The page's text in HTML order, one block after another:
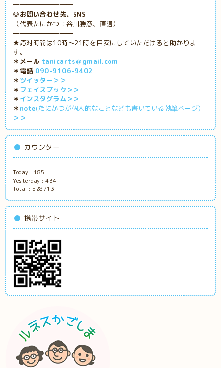
━━━━━━━━━
◎お問い合わせ先、SNS
（代表たにかつ：谷川勝彦、直通）
━━━━━━━━━
★応対時間は10時～21時を目安にしていただけると助かりま
す。
＊メール tanicarts＠gmail.com
＊電話 090-9106-9402
＊ ツイッター＞＞
＊ フェイスブック＞＞
＊ インスタグラム＞＞
＊ note(たにかつが個人的なことなども書いている執筆ページ）
＞＞
カウンター
Today : 185
Yesterday :434
Total : 528713
携帯サイト